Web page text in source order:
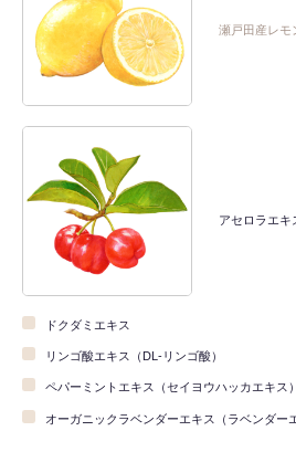
瀬戸田産レモ
アセロラエキ
ドクダミエキス
リンゴ酸エキス（DL-リンゴ酸）
ペパーミントエキス（セイヨウハッカエキス）
オーガニックラベンダーエキス（ラベンダー